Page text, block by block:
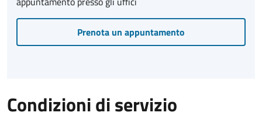
Prenota un appuntamento
Condizioni di servizio